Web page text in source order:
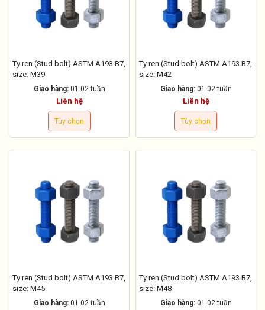
Ty ren (Stud bolt) ASTM A193 B7,
size: M39
Giao hàng: 01-02 tuần
Liên hệ
Tùy chọn
Ty ren (Stud bolt) ASTM A193 B7,
size: M42
Giao hàng: 01-02 tuần
Liên hệ
Tùy chọn
Ty ren (Stud bolt) ASTM A193 B7,
size: M45
Giao hàng: 01-02 tuần
Ty ren (Stud bolt) ASTM A193 B7,
size: M48
Giao hàng: 01-02 tuần